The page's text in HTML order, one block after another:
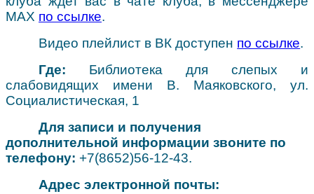
МАХ по ссылке.
Видео плейлист в ВК доступен по ссылке.
Где: Библиотека для слепых и
слабовидящих имени В. Маяковского, ул.
Социалистическая, 1
Для записи и получения
дополнительной информации звоните по
телефону: +7(8652)56-12-43.
Адрес электронной почты: